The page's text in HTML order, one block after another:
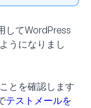
してWordPress
うになりまし
とを確認します
テストメールを